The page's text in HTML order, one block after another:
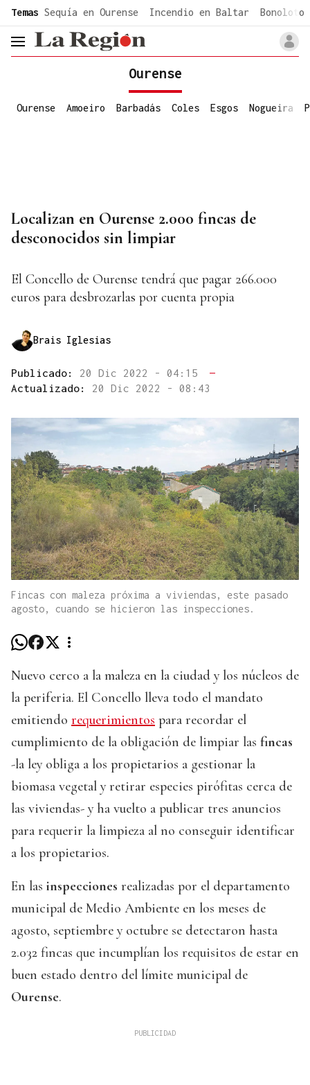
common.go-to-content
Temas Sequía en Ourense Incendio en Baltar Bonoloto
header.menu.open
Ourense
Ourense Amoeiro Barbadás Coles Esgos Nogueira
Localizan en Ourense 2.000 fincas de
desconocidos sin limpiar
El Concello de Ourense tendrá que pagar 266.000
euros para desbrozarlas por cuenta propia
Brais Iglesias
Publicado: 20 Dic 2022 - 04:15
—
Actualizado: 20 Dic 2022 - 08:43
Fincas con maleza próxima a viviendas, este pasado
agosto, cuando se hicieron las inspecciones.
Nuevo cerco a la maleza en la ciudad y los núcleos de
la periferia. El Concello lleva todo el mandato
emitiendo requerimientos para recordar el
cumplimiento de la obligación de limpiar las fincas
-la ley obliga a los propietarios a gestionar la
biomasa vegetal y retirar especies pirófitas cerca de
las viviendas- y ha vuelto a publicar tres anuncios
para requerir la limpieza al no conseguir identificar
a los propietarios.
En las inspecciones realizadas por el departamento
municipal de Medio Ambiente en los meses de
agosto, septiembre y octubre se detectaron hasta
2.032 fincas que incumplían los requisitos de estar en
buen estado dentro del límite municipal de
Ourense.